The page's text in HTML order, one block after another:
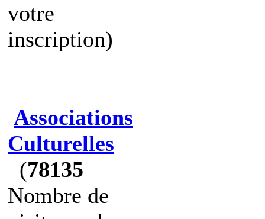
votre
inscription)
Associations
Culturelles
(78135
Nombre de